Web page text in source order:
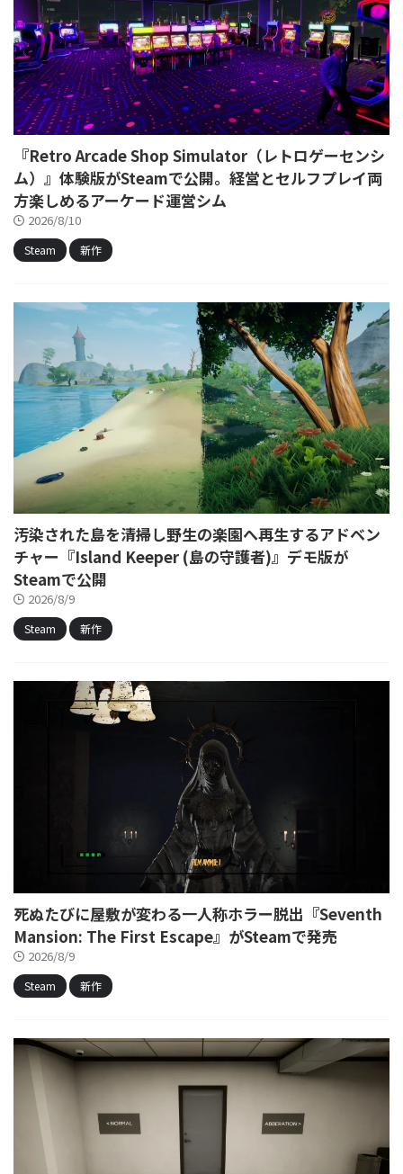
『Retro Arcade Shop Simulator（レトロゲーセンシ
ム）』体験版がSteamで公開。経営とセルフプレイ両
方楽しめるアーケード運営シム
2026/8/10
Steam 新作
汚染された島を清掃し野生の楽園へ再生するアドベン
チャー『Island Keeper (島の守護者)』デモ版が
Steamで公開
2026/8/9
Steam 新作
死ぬたびに屋敷が変わる一人称ホラー脱出『Seventh
Mansion: The First Escape』がSteamで発売
2026/8/9
Steam 新作